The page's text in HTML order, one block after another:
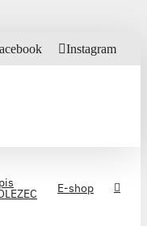
Instagram
E-shop